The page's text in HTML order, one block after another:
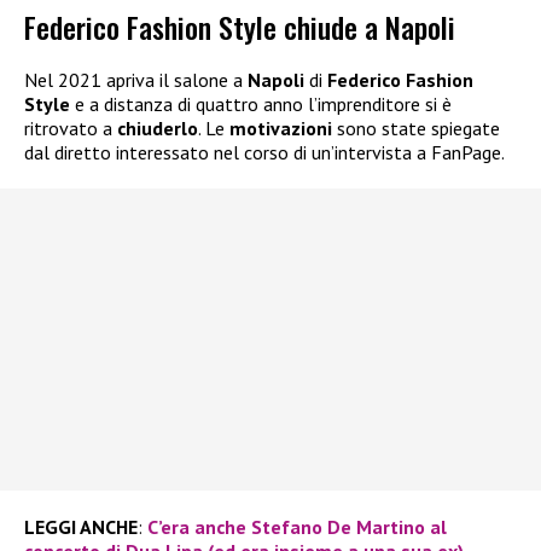
Federico Fashion Style chiude a Napoli
Nel 2021 apriva il salone a Napoli di Federico Fashion
Style e a distanza di quattro anno l’imprenditore si è
ritrovato a chiuderlo. Le motivazioni sono state spiegate
dal diretto interessato nel corso di un’intervista a FanPage.
LEGGI ANCHE: C’era anche Stefano De Martino al